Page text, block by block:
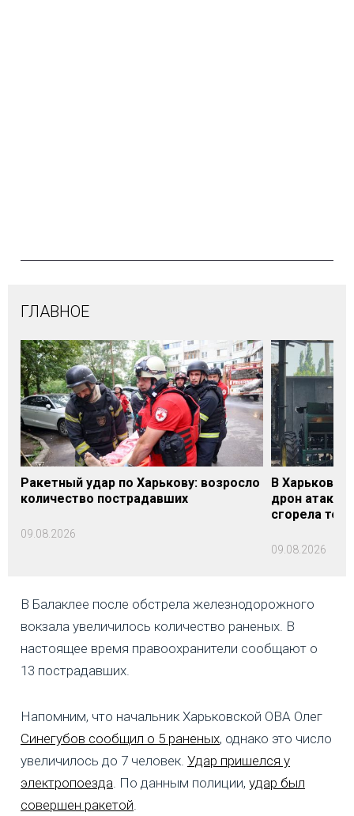
ГЛАВНОЕ
Ракетный удар по Харькову: возросло
количество пострадавших
09.08.2026
В
дрон
сгорела
09.08.2026
В Балаклее после обстрела железнодорожного
вокзала увеличилось количество раненых. В
настоящее время правоохранители сообщают о
13 пострадавших.
Напомним, что начальник Харьковской ОВА Олег
Синегубов сообщил о 5 раненых, однако это число
увеличилось до 7 человек. Удар пришелся у
электропоезда. По данным полиции, удар был
совершен ракетой.